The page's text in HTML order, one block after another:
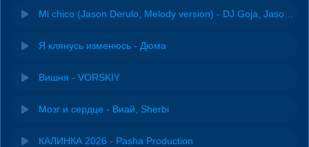
Я клянусь изменюсь - Дюма
Вишня - VORSKIY
Мозг и сердце - Виай, Sherbi
КАЛИНКА 2026 - Pasha Production